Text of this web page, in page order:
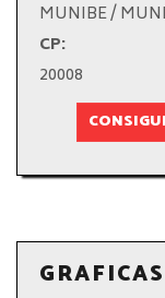
MUNIBE /
CP:
20008